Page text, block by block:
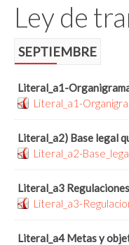
Ley de
SEPTIEMBRE
Literal_a1-
Literal_a1-
Literal_a2) Base legal
Literal_a2-
Literal_a3
Literal_a3-
Literal_a4 Metas y